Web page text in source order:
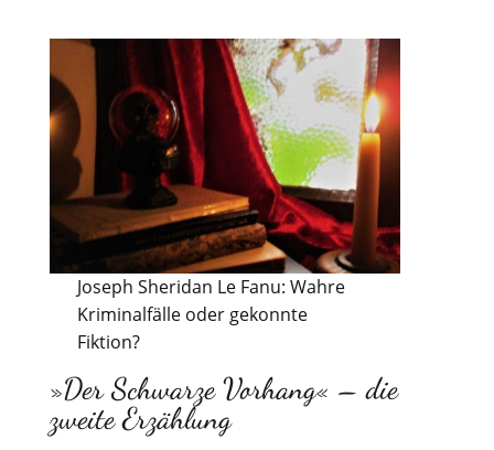
Joseph Sheridan Le Fanu: Wahre
Kriminalfälle oder gekonnte
Fiktion?
»Der Schwarze Vorhang« – die
zweite Erzählung